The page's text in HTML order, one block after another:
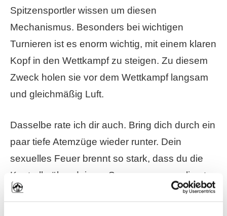
Spitzensportler wissen um diesen
Mechanismus. Besonders bei wichtigen
Turnieren ist es enorm wichtig, mit einem klaren
Kopf in den Wettkampf zu steigen. Zu diesem
Zweck holen sie vor dem Wettkampf langsam
und gleichmäßig Luft.
Dasselbe rate ich dir auch. Bring dich durch ein
paar tiefe Atemzüge wieder runter. Dein
sexuelles Feuer brennt so stark, dass du die
Kontrolle über deinem Samenerguss verlierst.